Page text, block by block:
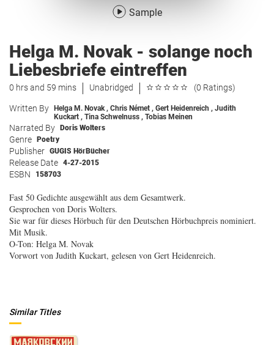
Sample
Helga M. Novak - solange noch
Liebesbriefe eintreffen
0 hrs and 59 mins Unabridged (0 Ratings)
Written By Helga M. Novak, Chris Német , Gert Heidenreich , Judith
Kuckart , Tina Schwelnuss , Tobias Meinen
Narrated By Doris Wolters
Genre Poetry
Publisher GUGIS HörBücher
Release Date 4-27-2015
ESBN 158703
Fast 50 Gedichte ausgewählt aus dem Gesamtwerk.
Gesprochen von Doris Wolters.
Sie war für dieses Hörbuch für den Deutschen Hörbuchpreis nominiert.
Mit Musik.
O-Ton: Helga M. Novak
Vorwort von Judith Kuckart, gelesen von Gert Heidenreich.
Similar Titles